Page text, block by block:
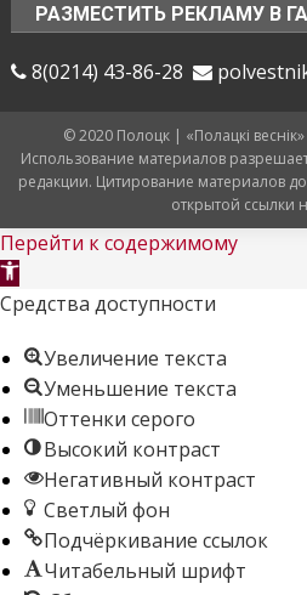
РАЗМЕСТИТЬ РЕКЛАМУ В
8(0214) 43-86-28
© 2020 Полоцк | «Полацкі
Использование материалов
редакции. Цитирование материалов
открытой ссылки
Перейти к содержимому
Открыть
панель
Средства доступности
Увеличение текста
Уменьшение текста
Оттенки серого
Высокий контраст
Негативный контраст
Светлый фон
Подчёркивание ссылок
Читабельный шрифт